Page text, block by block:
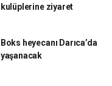
kulüplerine ziyaret
Boks heyecanı Darıca’da
yaşanacak